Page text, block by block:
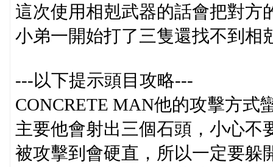
這次使用相剋武器的話會把對方
小弟一開始打了三隻還找不到相
---以下提示頭目攻略---
CONCRETE MAN他的攻擊方式
主要他會射出三個石頭，小心不
被攻擊到會硬直，所以一定要躲